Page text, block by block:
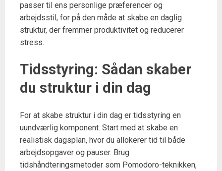
passer til ens personlige præferencer og
arbejdsstil, for på den måde at skabe en daglig
struktur, der fremmer produktivitet og reducerer
stress.
Tidsstyring: Sådan skaber
du struktur i din dag
For at skabe struktur i din dag er tidsstyring en
uundværlig komponent. Start med at skabe en
realistisk dagsplan, hvor du allokerer tid til både
arbejdsopgaver og pauser. Brug
tidshåndteringsmetoder som Pomodoro-teknikken,